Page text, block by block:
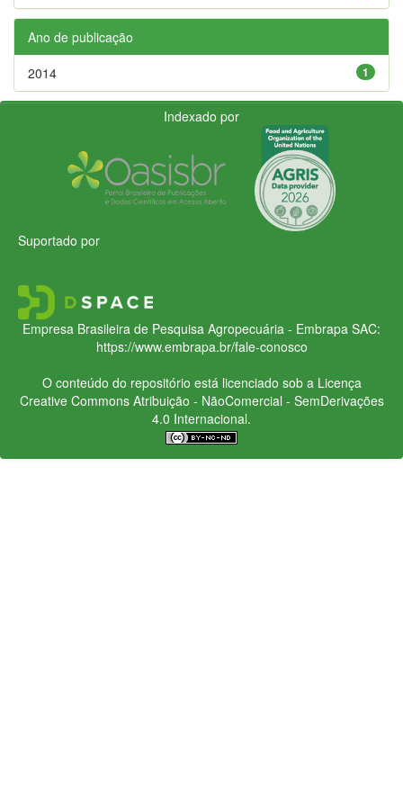
Ano de publicação
1
2014
Indexado por
Suportado por
Empresa Brasileira de Pesquisa Agropecuária - Embrapa SAC:
https://www.embrapa.br/fale-conosco
O conteúdo do repositório está licenciado sob a Licença
Creative CommonsAtribuição - NãoComercial - SemDerivações
4.0 Internacional.